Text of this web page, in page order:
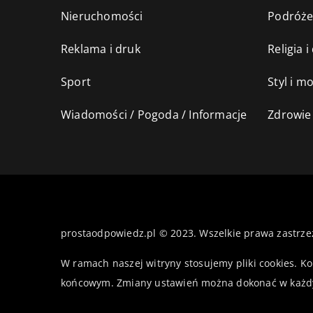
Nieruchomości Podróże
Reklama i druk Religia
Sport Styl i
Wiadomości / Pogoda / Informacje
prostaodpowiedz.pl © 2023. Wszelkie prawa
W ramach naszej witryny stosujemy pliki cookies.
końcowym. Zmiany ustawień można dokonać w